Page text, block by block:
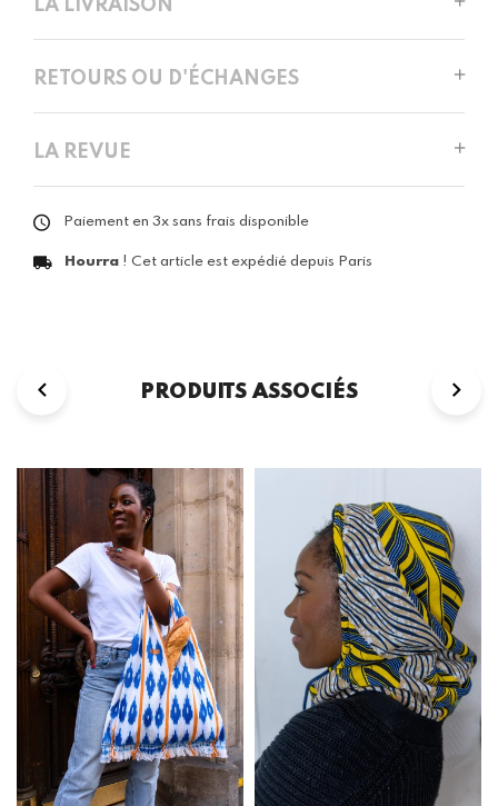
LA LIVRAISON
RETOURS OU D'ÉCHANGES
LA REVUE
Paiement en 3x sans frais disponible
Hourra ! Cet article est expédié depuis Paris
PRODUITS ASSOCIÉS